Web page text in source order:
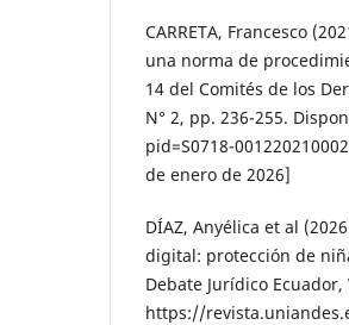
CARRETA, Francesco
una norma de
14 del Comités de los
N° 2, pp. 236-255.
pid=S0718-
de enero de 2026]
DÍAZ, Anyélica et al
digital: protección de
Debate Jurídico
https://